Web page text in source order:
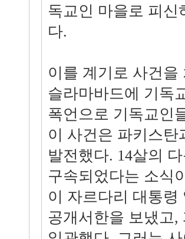
독교인 마을로 피
다.
이를 계기로 사건
슬라마바드에 기독
폭언으로 기독교인
이 사건은 파키스
발전했다. 14살의
구속되었다는 소식
이 자르다리 대통
공개서한을 보냈고